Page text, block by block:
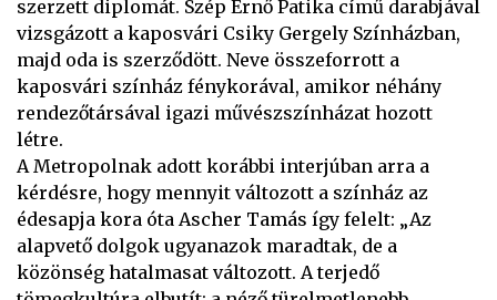
szerzett diplomát. Szép Ernő Patika című darabjával
vizsgázott a kaposvári Csiky Gergely Színházban,
majd oda is szerződött. Neve összeforrott a
kaposvári színház fénykorával, amikor néhány
rendezőtársával igazi művészszínházat hozott
létre.
A Metropolnak adott korábbi interjúban arra a
kérdésre, hogy mennyit változott a színház az
édesapja kora óta Ascher Tamás így felelt: „Az
alapvető dolgok ugyanazok maradtak, de a
közönség hatalmasat változott. A terjedő